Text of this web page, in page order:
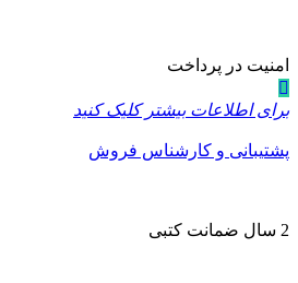
امنیت در پرداخت
برای اطلاعات بیشتر کلیک کنید
پشتیبانی و کارشناس فروش
2 سال ضمانت کتبی